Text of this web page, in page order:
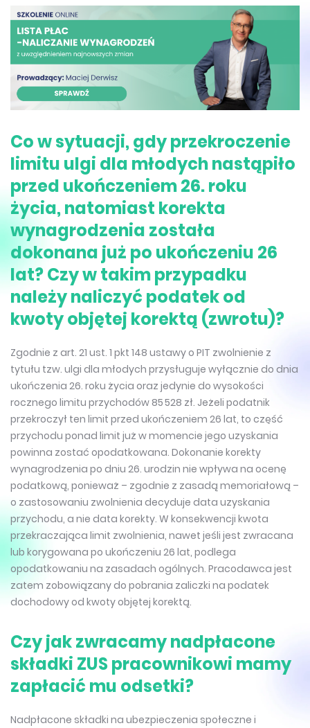
Co w sytuacji, gdy przekroczenie
limitu ulgi dla młodych nastąpiło
przed ukończeniem 26. roku
życia, natomiast korekta
wynagrodzenia została
dokonana już po ukończeniu 26
lat? Czy w takim przypadku
należy naliczyć podatek od
kwoty objętej korektą (zwrotu)?
Zgodnie z art. 21 ust. 1 pkt 148 ustawy o PIT zwolnienie z
tytułu tzw. ulgi dla młodych przysługuje wyłącznie do dnia
ukończenia 26. roku życia oraz jedynie do wysokości
rocznego limitu przychodów 85 528 zł. Jeżeli podatnik
przekroczył ten limit przed ukończeniem 26 lat, to część
przychodu ponad limit już w momencie jego uzyskania
powinna zostać opodatkowana. Dokonanie korekty
wynagrodzenia po dniu 26. urodzin nie wpływa na ocenę
podatkową, ponieważ – zgodnie z zasadą memoriałową –
o zastosowaniu zwolnienia decyduje data uzyskania
przychodu, a nie data korekty. W konsekwencji kwota
przekraczająca limit zwolnienia, nawet jeśli jest zwracana
lub korygowana po ukończeniu 26 lat, podlega
opodatkowaniu na zasadach ogólnych. Pracodawca jest
zatem zobowiązany do pobrania zaliczki na podatek
dochodowy od kwoty objętej korektą.
Czy jak zwracamy nadpłacone
składki ZUS pracownikowi mamy
zapłacić mu odsetki?
Nadpłacone składki na ubezpieczenia społeczne i